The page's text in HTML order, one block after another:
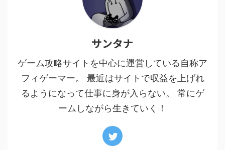
サンタナ
ゲーム攻略サイトを中心に運営している自称ア
フィゲーマー。 最近はサイトで収益を上げれ
るようになって仕事に身が入らない。 常にゲ
ームしながら生きていく！